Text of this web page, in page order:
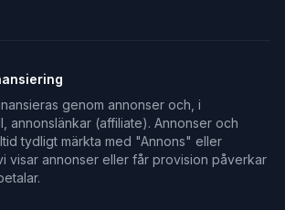
genom annonser och, i
annonslänkar (affiliate). Annonser och
tydligt märkta med "Annons" eller
visar annonser eller får provision påverkar